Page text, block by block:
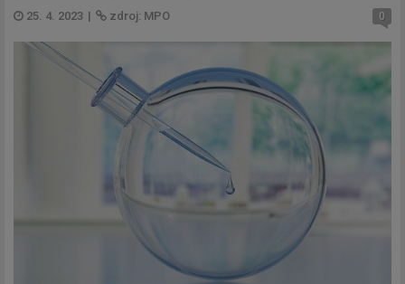
25. 4. 2023 | zdroj: MPO 0